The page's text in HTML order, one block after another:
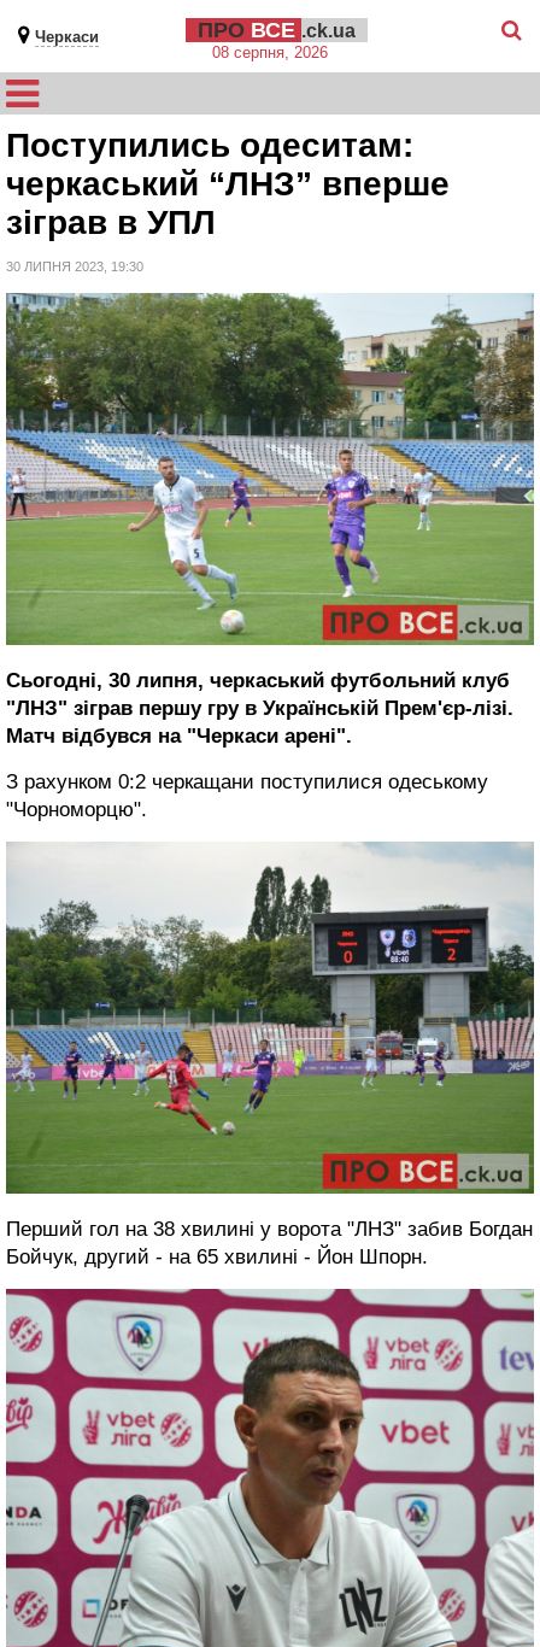
Черкаси ПРО ВСЕ .ck.ua
08 серпня, 2026
Поступились одеситам:
черкаський “ЛНЗ” вперше
зіграв в УПЛ
30 ЛИПНЯ 2023, 19:30
Сьогодні, 30 липня, черкаський футбольний клуб
"ЛНЗ" зіграв першу гру в Українській Прем'єр-лізі.
Матч відбувся на "Черкаси арені".
З рахунком 0:2 черкащани поступилися одеському
"Чорноморцю".
Перший гол на 38 хвилині у ворота "ЛНЗ" забив Богдан
Бойчук, другий - на 65 хвилині - Йон Шпорн.